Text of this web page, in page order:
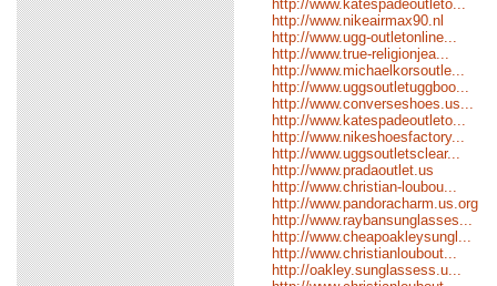
http://www.katespadeoutleto...
http://www.nikeairmax90.nl
http://www.ugg-outletonline...
http://www.true-religionjea...
http://www.michaelkorsoutle...
http://www.uggsoutletuggboo...
http://www.converseshoes.us...
http://www.katespadeoutleto...
http://www.nikeshoesfactory...
http://www.uggsoutletsclear...
http://www.pradaoutlet.us
http://www.christian-loubou...
http://www.pandoracharm.us.org
http://www.raybansunglasses...
http://www.cheapoakleysungl...
http://www.christianloubout...
http://oakley.sunglassess.u...